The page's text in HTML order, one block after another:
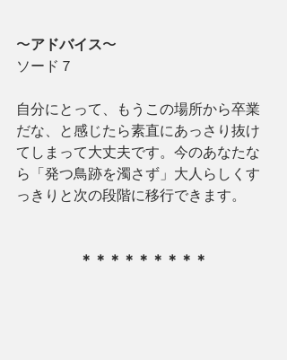
〜アドバイス〜
ソード７
自分にとって、もうこの場所から卒業
だな、と感じたら素直にあっさり抜け
てしまって大丈夫です。今のあなたな
ら「発つ鳥跡を濁さず」大人らしくす
っきりと次の段階に移行できます。
＊＊＊＊＊＊＊＊＊